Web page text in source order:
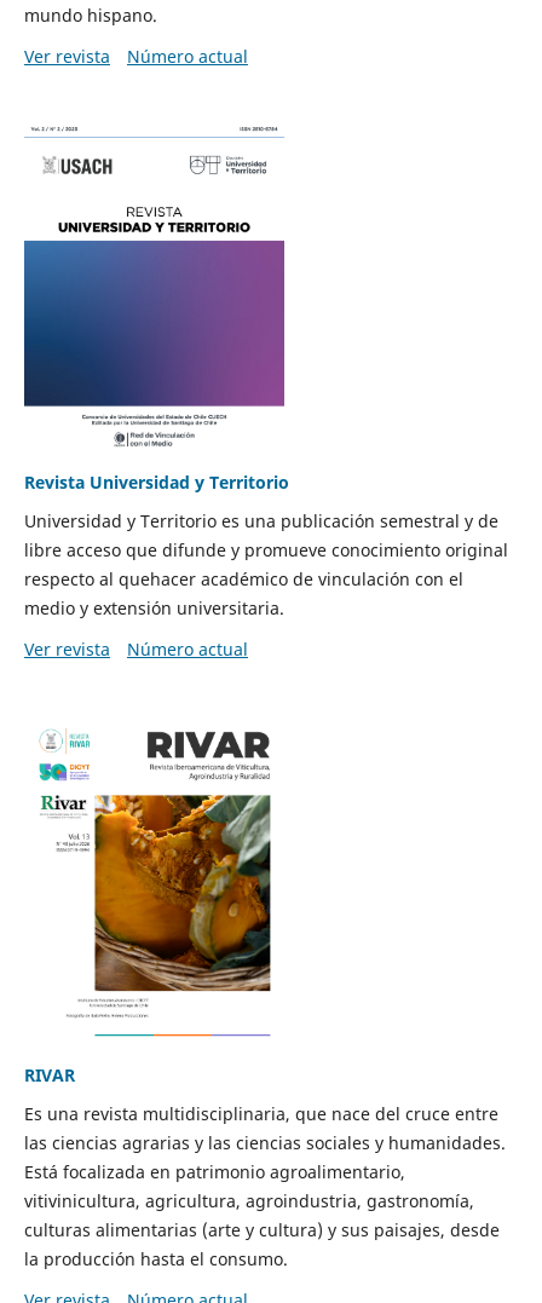
mundo hispano.
Ver revista
Número actual
Revista Universidad y Territorio
Universidad y Territorio es una publicación semestral y de
libre acceso que difunde y promueve conocimiento original
respecto al quehacer académico de vinculación con el
medio y extensión universitaria.
Ver revista
Número actual
RIVAR
Es una revista multidisciplinaria, que nace del cruce entre
las ciencias agrarias y las ciencias sociales y humanidades.
Está focalizada en patrimonio agroalimentario,
vitivinicultura, agricultura, agroindustria, gastronomía,
culturas alimentarias (arte y cultura) y sus paisajes, desde
la producción hasta el consumo.